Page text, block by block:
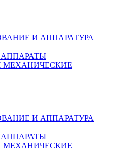
И АППАРАТУРА
МЕХАНИЧЕСКИЕ
И АППАРАТУРА
МЕХАНИЧЕСКИЕ